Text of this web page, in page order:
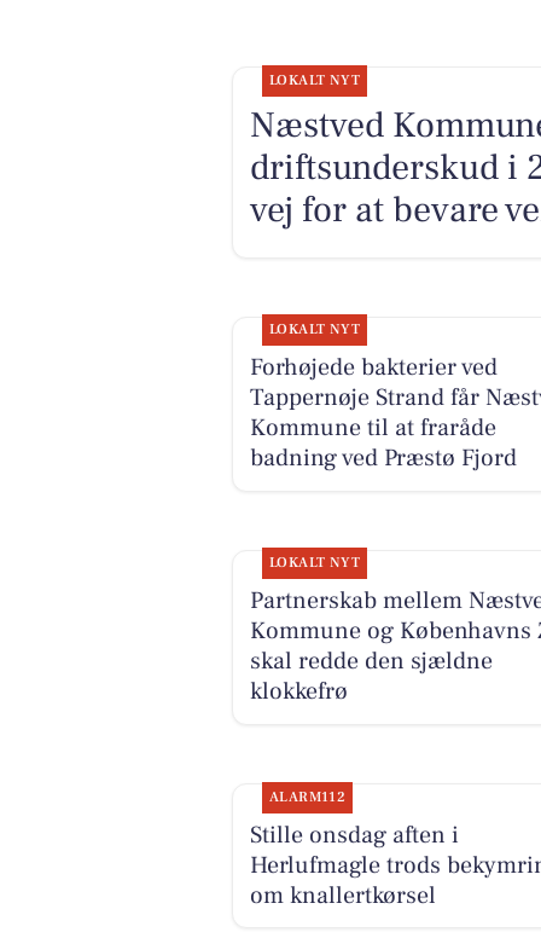
LOKALT NYT
Næstved
driftsunderskud i
vej for at bevare
LOKALT NYT
Forhøjede bakterier ved
Tappernøje Strand får
Kommune til at fraråde
badning ved Præstø Fjord
LOKALT NYT
Partnerskab mellem
Kommune og Københavns
skal redde den sjældne
klokkefrø
ALARM112
Stille onsdag aften i
Herlufmagle trods
om knallertkørsel